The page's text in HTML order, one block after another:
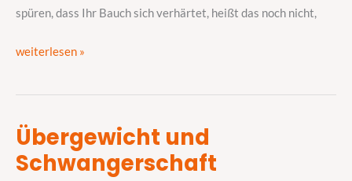
spüren, dass Ihr Bauch sich verhärtet, heißt das noch nicht,
weiterlesen »
Übergewicht und
Schwangerschaft
Übergewicht
und